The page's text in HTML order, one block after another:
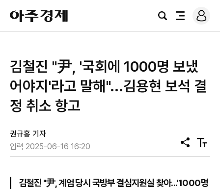
아
주
경
검
전
로
그
김철진 "尹, '국회에 1000명 보냈
어야지'라고 말해"...김용현 보석 결
정 취소 항고
권규홍 기자
입력 2025-06-16 16:20
공
유
텍
스
기
김철진 "尹, 계엄 당시 국방부 결심지원실 찾아...'1000명